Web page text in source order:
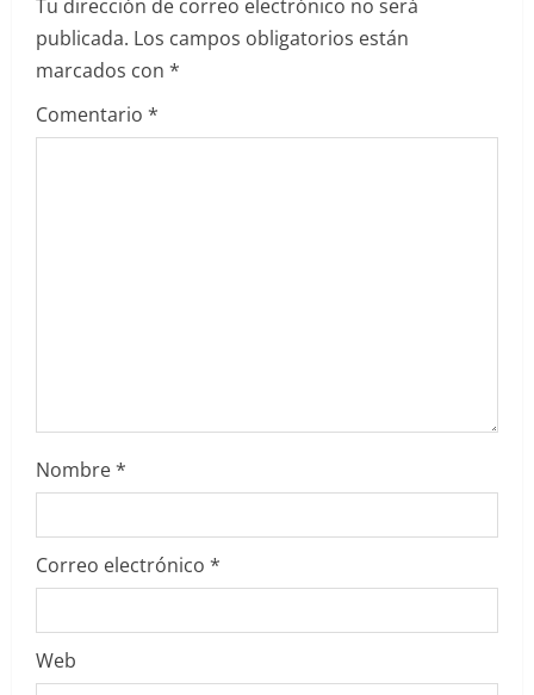
i
ó
n
r
a
d
a
s
Tu dirección de correo electrónico no será
publicada. Los campos obligatorios están
marcados con *
Comentario *
Nombre*
Correo electrónico *
Web